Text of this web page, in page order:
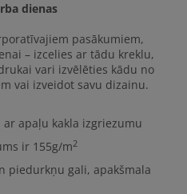
dienas
pasākumiem,
– izcelies ar tādu kreklu,
vari izvēlēties kādu no
vai izveidot savu dizainu.
apaļu kakla izgriezumu
ir 155g/m2
piedurkņu gali, apakšmala